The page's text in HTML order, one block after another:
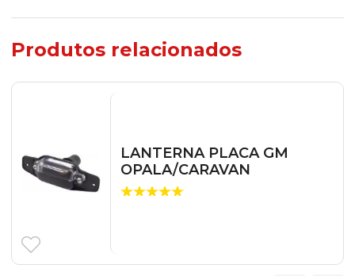
Produtos relacionados
LANTERNA PLACA GM
OPALA/CARAVAN